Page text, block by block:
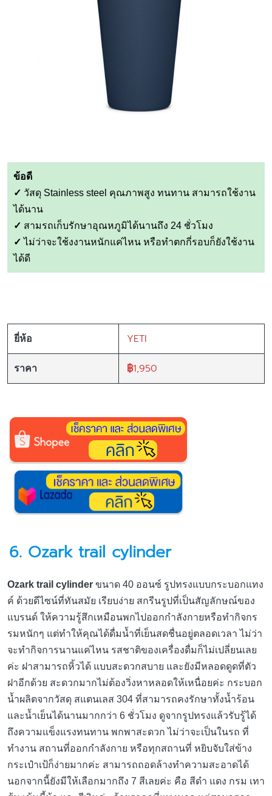
ข้อดี
✓ วัสดุ Stainless steel คุณภาพสูง ทนทาน สามารถใช้งาน
ได้นาน
✓ สามรถเก็บรักษาอุณหภูมิได้นานถึง 24 ชั่วโมง
✓ ไม่ว่าจะใช้งงานหนักแค่ไหน หรือทำตกกี่รอบก็ยังใช้งาน
ได้ดี
ยี่ห้อ YETI
ราคา ฿1,950
6. Ozark trail cylinder
Ozark trail cylinder ขนาด 40 ออนซ์ รูปทรงแบบกระบอกแทง
ค์ ด้วยดีไซน์ที่ทันสมัย เรียบง่าย สกรีนรูปที่เป็นสัญลักษณ์ของ
แบรนด์ ให้ความรู้สึกเหมือนพกไปออกกำลังกายหรือทำกิจกร
รมหนักๆ แต่ทำให้คุณได้ดื่มน้ำที่เย็นสดชื่นอยู่ตลอดเวลา ไม่ว่า
จะทำกิจการนานแค่ไหน รสชาติของเครื่องดื่มก็ไม่เปลี่ยนเลย
ค่ะ ฝาสามารถหิ้วได้ แบบสะดวกสบาย และยังมีหลอดดูดที่ตัว
ฝาอีกด้วย สะดวกมากไม่ต้องวิ่งหาหลอดให้เหนื่อยค่ะ กระบอก
น้ำผลิตจากวัสดุ สแตนเลส 304 ที่สามารถคงรักษาทั้งน้ำร้อน
และน้ำเย็นได้นานมากกว่า 6 ชั่วโมง ดูจากรูปทรงแล้วรับรู้ได้
ถึงความแข็งแรงทนทาน พกพาสะดวก ไม่ว่าจะเป็นในรถ ที่
ทำงาน สถานที่ออกกำลังกาย หรือทุกสถานที่ หยิบจับใส่ข้าง
กระเป๋าเป้ก็ง่ายมากค่ะ สามารถถอดล้างทำความสะอาดได้
นอกจากนี้ยังมีให้เลือกมากถึง 7 สีเลยค่ะ คือ สีดำ แดง กรม เทา